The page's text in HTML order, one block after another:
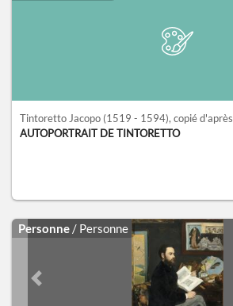
Tintoretto Jacopo (1519 - 1594), copié d'après
AUTOPORTRAIT DE TINTORETTO
Personne / Personne
Previous slide